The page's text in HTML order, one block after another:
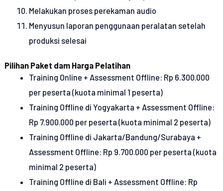
Melakukan proses perekaman audio
Menyusun laporan penggunaan peralatan setelah
produksi selesai
Pilihan Paket dam Harga Pelatihan
Training Online + Assessment Offline: Rp 6.300.000
per peserta (kuota minimal 1 peserta)
Training Offline di Yogyakarta + Assessment Offline:
Rp 7.900.000 per peserta (kuota minimal 2 peserta)
Training Offline di Jakarta/Bandung/Surabaya +
Assessment Offline: Rp 9.700.000 per peserta (kuota
minimal 2 peserta)
Training Offline di Bali + Assessment Offline: Rp